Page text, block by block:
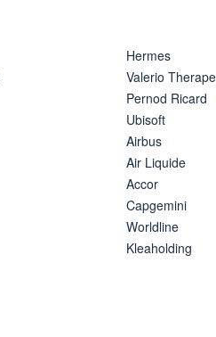
Hermes
Valerio
Pernod Ricard
Ubisoft
Airbus
Air Liquide
Accor
Capgemini
Worldline
Kleaholding